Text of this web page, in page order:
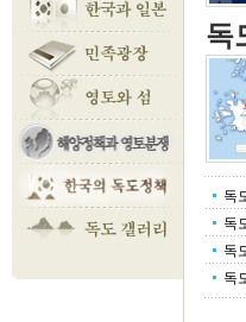
독
독
독
독
독